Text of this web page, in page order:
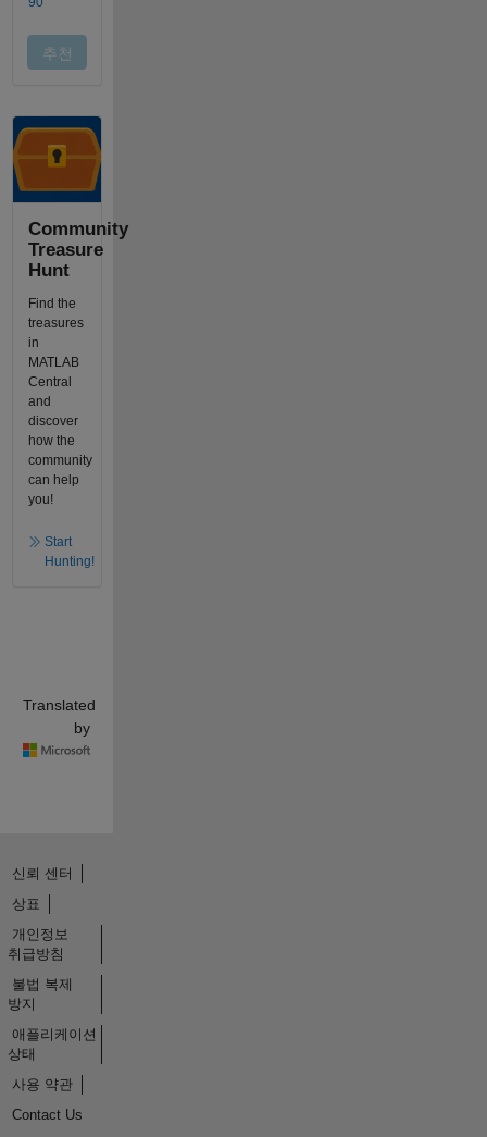
Community
Treasure
Hunt
Find the
treasures
in
MATLAB
Central
and
discover
how the
community
can help
you!
Start
Hunting!
Translated
by
신뢰 센터
상표
개인정보
취급방침
불법 복제
방지
애플리케이션
상태
사용 약관
Contact Us